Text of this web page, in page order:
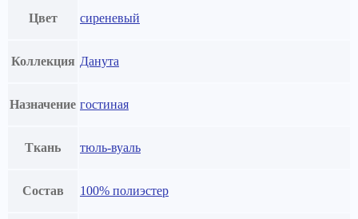
Цвет сиреневый
Коллекция Данута
Назначение гостиная
Ткань тюль-вуаль
Состав 100% полиэстер